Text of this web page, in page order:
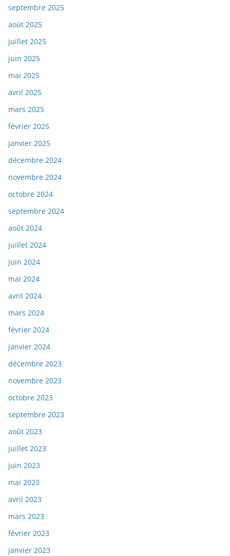
septembre 2025
août 2025
juillet 2025
juin 2025
mai 2025
avril 2025
mars 2025
février 2025
janvier 2025
décembre 2024
novembre 2024
octobre 2024
septembre 2024
août 2024
juillet 2024
juin 2024
mai 2024
avril 2024
mars 2024
février 2024
janvier 2024
décembre 2023
novembre 2023
octobre 2023
septembre 2023
août 2023
juillet 2023
juin 2023
mai 2023
avril 2023
mars 2023
février 2023
janvier 2023